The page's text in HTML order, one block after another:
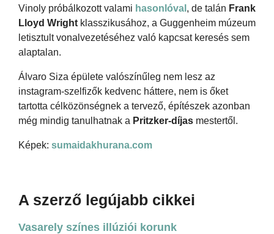
Vinoly próbálkozott valami hasonlóval , de talán Frank
Lloyd Wright klasszikusához, a Guggenheim múzeum
letisztult vonalvezetéséhez való kapcsat keresés sem
alaptalan.
Álvaro Siza épülete valószínűleg nem lesz az
instagram-szelfizők kedvenc háttere, nem is őket
tartotta célközönségnek a tervező, építészek azonban
még mindig tanulhatnak a Pritzker-díjas mestertől.
Képek: sumaidakhurana.com
A szerző legújabb cikkei
Vasarely színes illúziói korunk